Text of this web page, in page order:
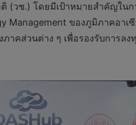
(วช.) โดยมีเป้าหมายสำคัญในก
Management ของภูมิภาคอา
าคส่วนต่าง ๆ เพื่อรองรับการล